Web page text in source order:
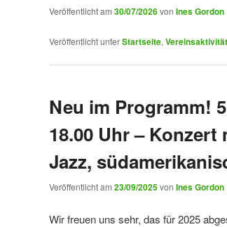
Veröffentlicht am 30/07/2026von Ines Gordon
Veröffentlicht unterStartseite,
Neu im Programm!
18.00 Uhr – Konzert
Jazz,
Veröffentlicht am 23/09/2025von Ines Gordon
Wir freuen uns sehr, das für 2025